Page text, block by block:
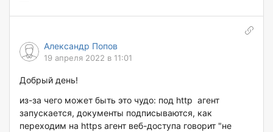
Александр Попов
19 апреля 2022 в 11:01
Добрый день!
из-за чего может быть это чудо: под http агент
запускается, документы подписываются, как
переходим на https агент веб-доступа говорит "не